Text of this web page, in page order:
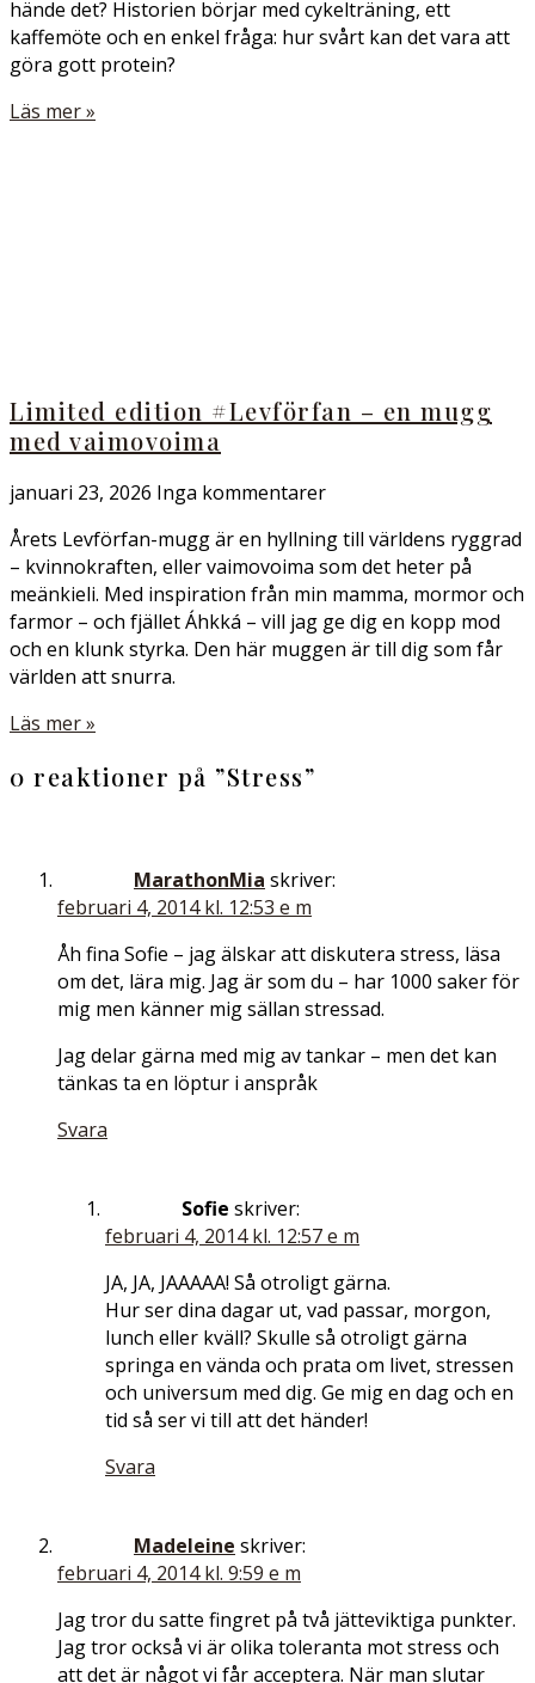
hände det? Historien börjar med cykelträning, ett
kaffemöte och en enkel fråga: hur svårt kan det vara att
göra gott protein?
Läs mer »
Limited edition #Levförfan – en mugg
med vaimovoima
januari 23, 2026 Inga kommentarer
Årets Levförfan-mugg är en hyllning till världens ryggrad
– kvinnokraften, eller vaimovoima som det heter på
meänkieli. Med inspiration från min mamma, mormor och
farmor – och fjället Áhkká – vill jag ge dig en kopp mod
och en klunk styrka. Den här muggen är till dig som får
världen att snurra.
Läs mer »
0 reaktioner på ”Stress”
MarathonMia skriver:
februari 4, 2014 kl. 12:53 e m
Åh fina Sofie – jag älskar att diskutera stress, läsa
om det, lära mig. Jag är som du – har 1000 saker för
mig men känner mig sällan stressad.
Jag delar gärna med mig av tankar – men det kan
tänkas ta en löptur i anspråk
Svara
Sofie skriver:
februari 4, 2014 kl. 12:57 e m
JA, JA, JAAAAA! Så otroligt gärna.
Hur ser dina dagar ut, vad passar, morgon,
lunch eller kväll? Skulle så otroligt gärna
springa en vända och prata om livet, stressen
och universum med dig. Ge mig en dag och en
tid så ser vi till att det händer!
Svara
Madeleine skriver:
februari 4, 2014 kl. 9:59 e m
Jag tror du satte fingret på två jätteviktiga punkter.
Jag tror också vi är olika toleranta mot stress och
att det är något vi får acceptera. När man slutar